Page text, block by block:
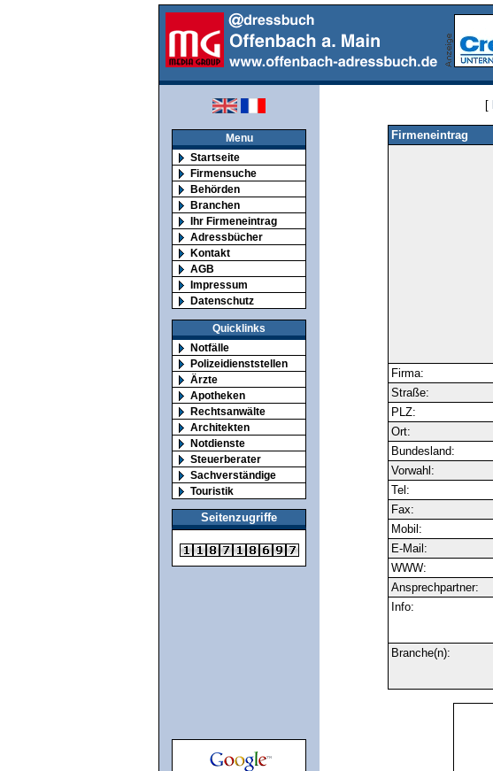
Menu
Startseite
Firmensuche
Behörden
Branchen
Ihr Firmeneintrag
Adressbücher
Kontakt
AGB
Impressum
Datenschutz
Quicklinks
Notfälle
Polizeidienststellen
Ärzte
Apotheken
Rechtsanwälte
Architekten
Notdienste
Steuerberater
Sachverständige
Touristik
Seitenzugriffe
[
Firmeneintrag
Firma:
Straße:
PLZ:
Ort:
Bundesland:
Vorwahl:
Tel:
Fax:
Mobil:
E-Mail:
WWW:
Ansprechpartner:
Info:
Branche(n):